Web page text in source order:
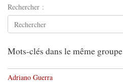
Rechercher :
Mots-clés dans le même groupe
Adriano Guerra